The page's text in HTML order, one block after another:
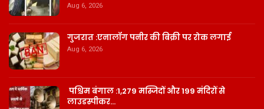
Aug 6, 2026
गुजरात :एनालॉग पनीर की बिक्री पर रोक लगाई
Aug 6, 2026
पश्चिम बंगाल :1,279 मस्जिदों और 199 मंदिरों से
लाउडस्पीकर…